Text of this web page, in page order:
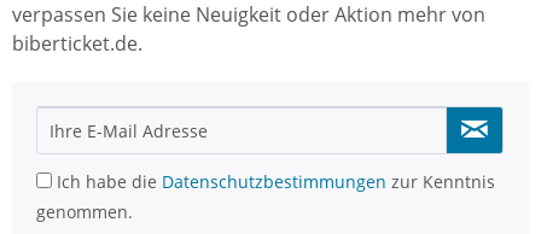
verpassen Sie keine Neuigkeit oder Aktion mehr von
biberticket.de.
Ich habe die Datenschutzbestimmungen zur Kenntnis
genommen.